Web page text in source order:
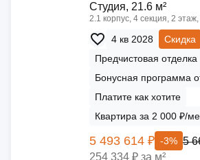
Cтудия, 21.6 м²
2.1 корпус, 4 секция, 2
4 кв 2028
Скидка
Предчистовая отделка
Бонусная программа
Платите как хотите
Квартира за 2 000 ₽/
5 493 614 ₽ -3% 5
254 334 ₽ за м²